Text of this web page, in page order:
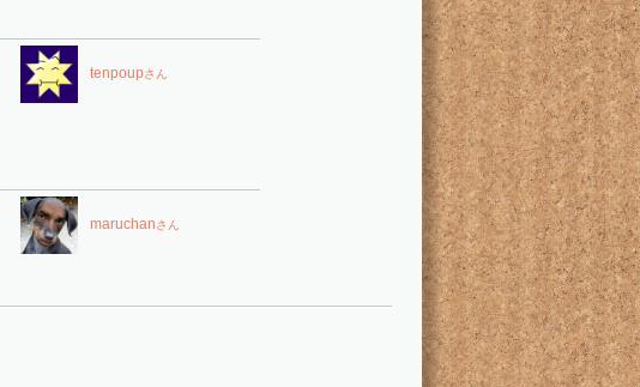
tenpoupさん
maruchanさん